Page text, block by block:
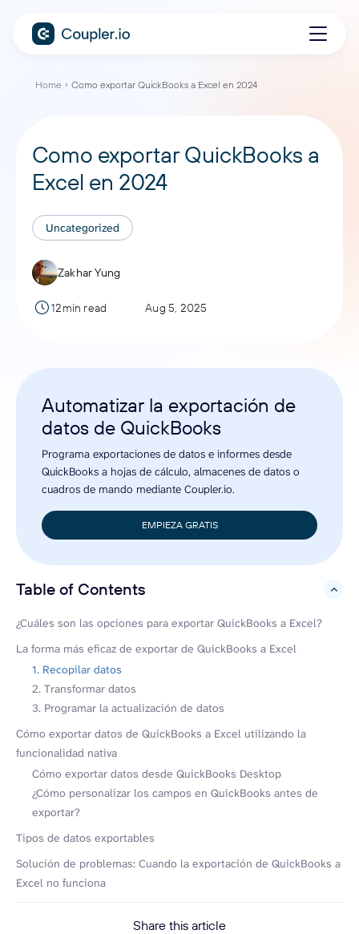
Home Como exportar QuickBooks a Excel en 2024
Como exportar QuickBooks a
Excel en 2024
Uncategorized
Zakhar Yung
12min read Aug 5, 2025
Automatizar la exportación de
datos de QuickBooks
Programa exportaciones de datos e informes desde
QuickBooks a hojas de cálculo, almacenes de datos o
cuadros de mando mediante Coupler.io.
EMPIEZA GRATIS
Table of Contents
hide
¿Cuáles son las opciones para exportar QuickBooks a Excel?
La forma más eficaz de exportar de QuickBooks a Excel
1. Recopilar datos
2. Transformar datos
3. Programar la actualización de datos
Cómo exportar datos de QuickBooks a Excel utilizando la
funcionalidad nativa
Cómo exportar datos desde QuickBooks Desktop
¿Cómo personalizar los campos en QuickBooks antes de
exportar?
Tipos de datos exportables
Solución de problemas: Cuando la exportación de QuickBooks a
Excel no funciona
Share this article